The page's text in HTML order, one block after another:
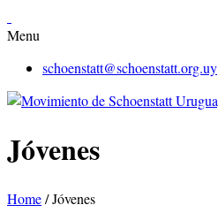
Menu
schoenstatt@schoenstatt.org.uy
Jóvenes
Home/Jóvenes